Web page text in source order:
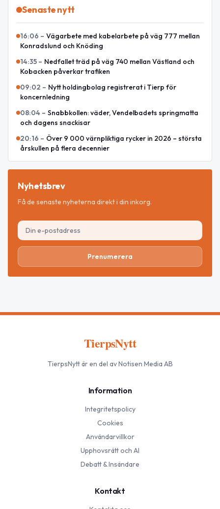
Senaste nytt
16:06 – Vägarbete med kabelarbete på väg 777 mellan
Konradslund och Knöding
14:35 – Nedfallet träd på väg 740 mellan Västland och
Kobacken påverkar trafiken
09:02 – Nytt holdingbolag registrerat i Tierp för
koncernledning
08:04 – Snabbkollen: väder, Vendelbadets springmatta
och dagens snackisar
20:16 – Över 9 000 värnpliktiga rycker in 2026 – största
årskullen på flera decennier
Nyhetsbrev
Få de senaste nyheterna direkt i din inkorg.
Prenumerera
TierpsNytt
TierpsNyttär en del av Notisen Media AB
Information
Integritetspolicy
Cookies
Användarvillkor
Upphovsrätt och AI
Debatt & Insändare
Kontakt